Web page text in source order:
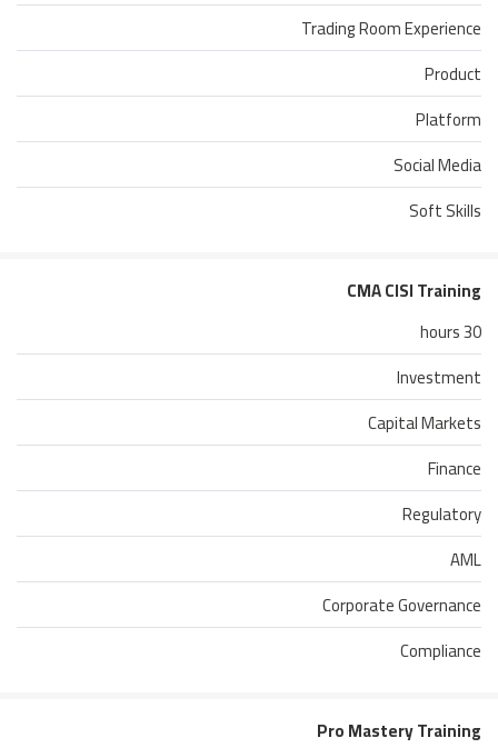
Trading Room Experience
Product
Platform
Social Media
Soft Skills
CMA CISI Training
30 hours
Investment
Capital Markets
Finance
Regulatory
AML
Corporate Governance
Compliance
Pro Mastery Training